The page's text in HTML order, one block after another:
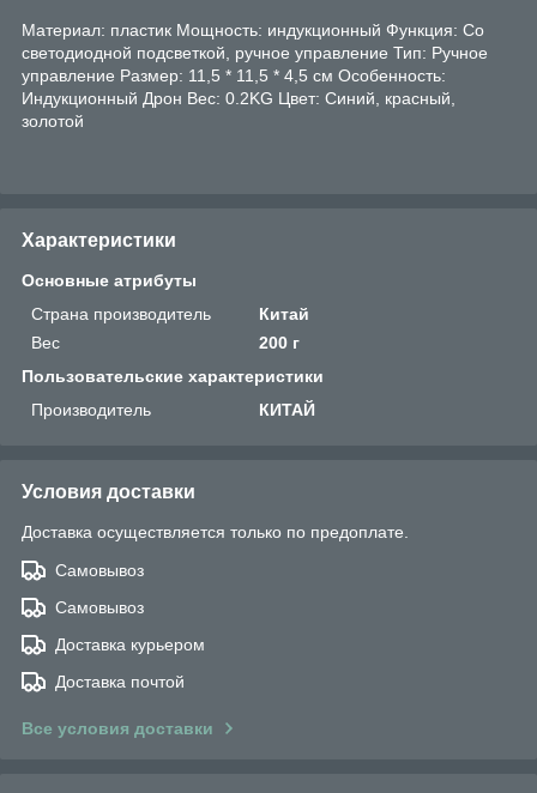
Материал: пластик Мощность: индукционный Функция: Со
светодиодной подсветкой, ручное управление Тип: Ручное
управление Размер: 11,5 * 11,5 * 4,5 см Особенность:
Индукционный Дрон Вес: 0.2KG Цвет: Синий, красный,
золотой
Характеристики
Основные атрибуты
Страна производитель
Китай
Вес
200 г
Пользовательские характеристики
Производитель
КИТАЙ
Условия доставки
Доставка осуществляется только по предоплате.
Самовывоз
Самовывоз
Доставка курьером
Доставка почтой
Все условия доставки